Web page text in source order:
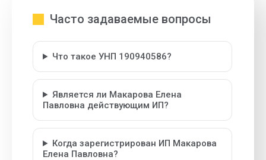
Часто задаваемые вопросы
Что такое УНП 190940586?
Является ли Макарова Елена
Павловна действующим ИП?
Когда зарегистрирован ИП Макарова
Елена Павловна?